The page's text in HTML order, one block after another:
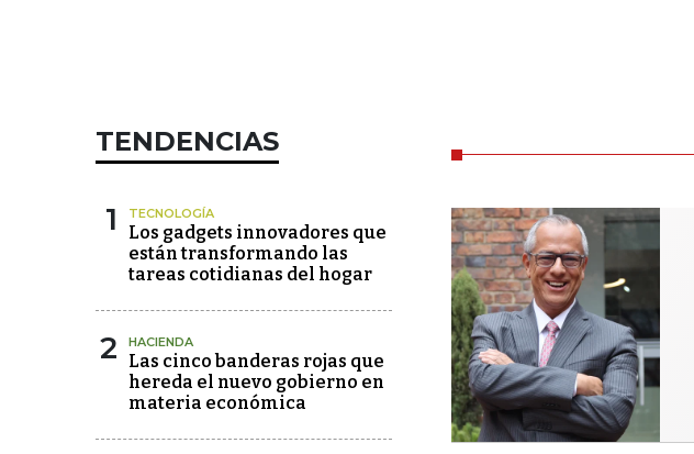
TENDENCIAS
1 TECNOLOGÍA
Los gadgets innovadores que
están transformando las
tareas cotidianas del hogar
2 HACIENDA
Las cinco banderas rojas que
hereda el nuevo gobierno en
materia económica